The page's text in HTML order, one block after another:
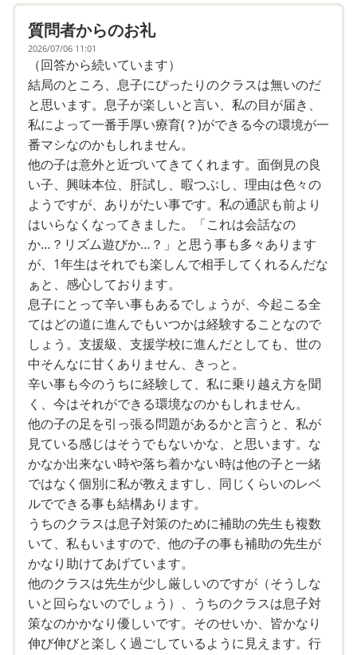
給食の時、「皆は何を用意してる？」と聞いても、テーブ
ルクロスを敷くと気づきません。「はい」とテーブルクロ
ス袋を渡したら、ぼんやりしたまま袋をキュッと閉じ、ロ
ッカーに片付けに行こうとしました。
テーブルクロスは幼稚園でも同じような手順で使っていた
にも関わらずです。
呆れてものも言えません。
我が子がこんな状態な事に今まで気付いていなかった自分
にもびっくりです。
確かに、家では息子に何か手伝いらしい事をさせた事があ
まり無いです。
私がADHD診断済、ASD傾向も少しありなせいか、家事が
とことん効率化されてしまっており、息子ができる事がほ
とんど無いのです…。
服は畳まずハンガーにかけるので、息子に届かない、等。
支度等も、息子があまりに行動が遅いので、着替えや食事
で毎日精一杯でした。食事をよそう等も、あまりに危なっ
かしいので、まだ教える時期じゃないかな？なんて思って
いました。よく考えたらもう給食当番ありますよね。
幼稚園では身の回りの事を習っているだろうから大丈夫か
な、等と思っていました。
そう、遅いんです。普通の遅さじゃありません。食事は、
時間がいくらでもある時は5分に1回程度「早くしなさい
ね？」と声掛けしますが、1時間半掛かる事もあります。
お腹が空いてないのかと思いきや、デザートは凄い速さで
たっぷり食べます。
「急いで食べないとデザート無いよ」等と言っても、根本
的に速くなる事はありませんでした。結局毎日そう急かさ
ないと食べないのです。
朝学校がある時は「急いで、食べて食べて」と、1分に1
回くらいの注意で、30分で強制終了です。デザートが食
べられなくなるのが嫌だ、という気持ちだけで何とか食べ
進めています。
質問者からのお礼
2026/07/06 11:01
（回答から続いています）
結局のところ、息子にぴったりのクラスは無いのだ
と思います。息子が楽しいと言い、私の目が届き、
私によって一番手厚い療育(？)ができる今の環境が一
番マシなのかもしれません。
他の子は意外と近づいてきてくれます。面倒見の良
い子、興味本位、肝試し、暇つぶし、理由は色々の
ようですが、ありがたい事です。私の通訳も前より
はいらなくなってきました。「これは会話なの
か…？リズム遊びか…？」と思う事も多々あります
が、1年生はそれでも楽しんで相手してくれるんだな
ぁと、感心しております。
息子にとって辛い事もあるでしょうが、今起こる全
てはどの道に進んでもいつかは経験することなので
しょう。支援級、支援学校に進んだとしても、世の
中そんなに甘くありません、きっと。
辛い事も今のうちに経験して、私に乗り越え方を聞
く、今はそれができる環境なのかもしれません。
他の子の足を引っ張る問題があるかと言うと、私が
見ている感じはそうでもないかな、と思います。な
かなか出来ない時や落ち着かない時は他の子と一緒
ではなく個別に私が教えますし、同じくらいのレベ
ルでできる事も結構あります。
うちのクラスは息子対策のために補助の先生も複数
いて、私もいますので、他の子の事も補助の先生が
かなり助けてあげています。
他のクラスは先生が少し厳しいのですが（そうしな
いと回らないのでしょう）、うちのクラスは息子対
策なのかかなり優しいです。そのせいか、皆かなり
伸び伸びと楽しく過ごしているように見えます。行